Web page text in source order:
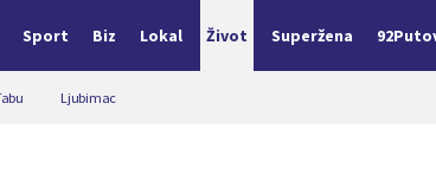
Sport Biz Lokal Život Superžena
Ljubimac